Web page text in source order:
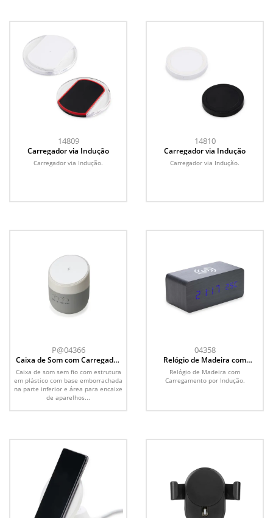
14809
Carregador via Indução
Carregador via Indução.
14810
Carregador via Indução
Carregador via Indução.
P@04366
Caixa de Som com Carregador
por Indução
Caixa de som sem fio com estrutura
em plástico com base emborrachada
na parte inferior e área para encaixe
de aparelhos...
04358
Relógio de Madeira com
Carregamento por Indução
Relógio de Madeira com
Carregamento por Indução.